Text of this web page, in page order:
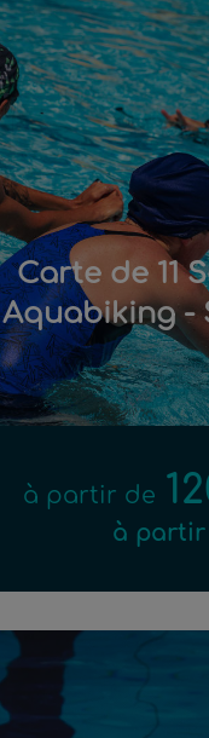
Carte de 11
Aquabiking -
à partir de
à partir